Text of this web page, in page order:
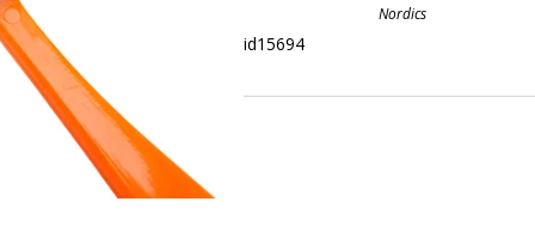
Nordics
id15694